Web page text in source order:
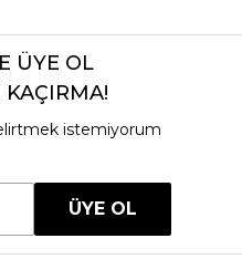
ÜYE OL
KAÇIRMA!
istemiyorum
ÜYE OL